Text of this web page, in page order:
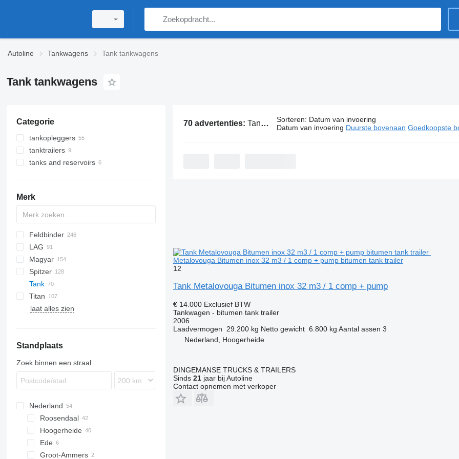
Autoline Tankwagens Tank tankwagens
Tank tankwagens
Categorie
tankopleggers
brandstoftanks opleggers
gastankoplegger
chemische tanks
tankwagen opleggers
tanktrailers
tankwagen aanhangers
tanks and reservoirs
Merk
SVM
NCG
NG
CB
T-series
SAPL
KIS
STF
ADR
BPDO
BPO
CK
SOA
K series
LPG
45
AMMONIA
LPG
Carrytank
TF
Feldbinder
EUT
KIP
TSA
ASW
TX
Stralis
Modulo
TSA
SSK
SSL
STB
STS
LAG
0-3
GSA
O-3
TGS
Magyar
S-series
SR
SA
SL
L-series
CM
MACOLA
SCT
TS
Spitzer
SF
SK
LPG
OPL 38
Tank
Titan
SP
ADR
97
NS
LPG
laat alles zien
Standplaats
Zoek binnen een straal
Nederland
Roosendaal
Hoogerheide
Ede
Groot-Ammers
70 advertenties: Tank tankwagens Sorteren: Datum van invoering
Datum van invoering Duurste bovenaan Goedkoopste
Metalovouga Bitumen inox 32 m3 / 1 comp + pump bitumen tank trailer
12
Tank Metalovouga Bitumen inox 32 m3 / 1 comp + pump
€ 14.000 Exclusief BTW
Tankwagen - bitumen tank trailer
2006
Laadvermogen
29.200 kg Netto gewicht 6.800 kg Aantal assen 3
Nederland, Hoogerheide
DINGEMANSE TRUCKS & TRAILERS
Sinds 21jaar bij Autoline
Contact opnemen met verkoper